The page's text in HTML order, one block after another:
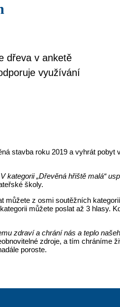
dřeva v anketě
využívání
stavba roku 2019 a vyhrát
„Dřevěná hřiště malá“
školy.
můžete z osmi soutěžních
můžete poslat až 3 hlasy.
zdraví a chrání nás a teplo
zdroje, a tím chráníme
poroste.